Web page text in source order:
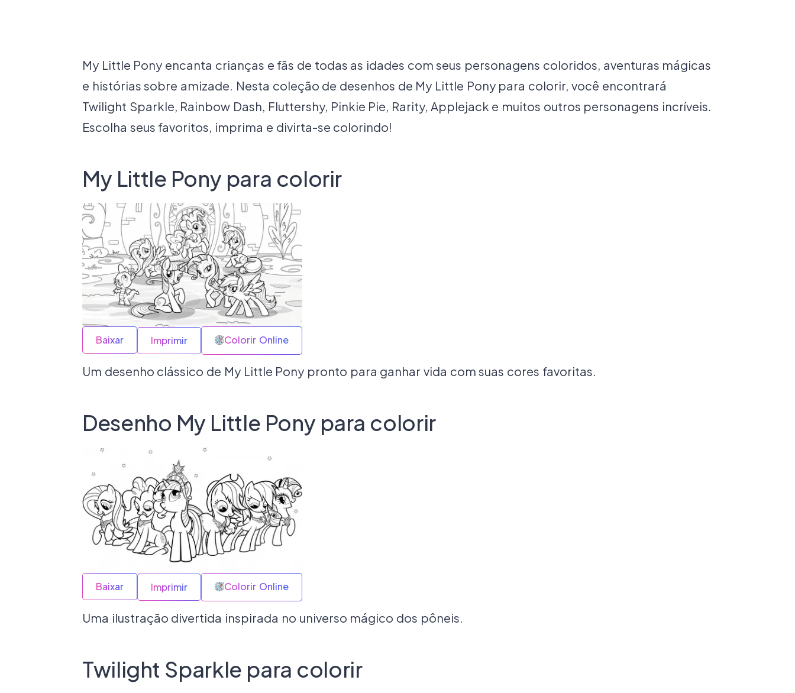
My Little Pony encanta crianças e fãs de todas as idades com seus personagens coloridos, aventuras mágicas
e histórias sobre amizade. Nesta coleção de desenhos de My Little Pony para colorir, você encontrará
Twilight Sparkle, Rainbow Dash, Fluttershy, Pinkie Pie, Rarity, Applejack e muitos outros personagens incríveis.
Escolha seus favoritos, imprima e divirta-se colorindo!
My Little Pony para colorir
Baixar Imprimir Colorir Online
Um desenho clássico de My Little Pony pronto para ganhar vida com suas cores favoritas.
Desenho My Little Pony para colorir
Baixar Imprimir Colorir Online
Uma ilustração divertida inspirada no universo mágico dos pôneis.
Twilight Sparkle para colorir